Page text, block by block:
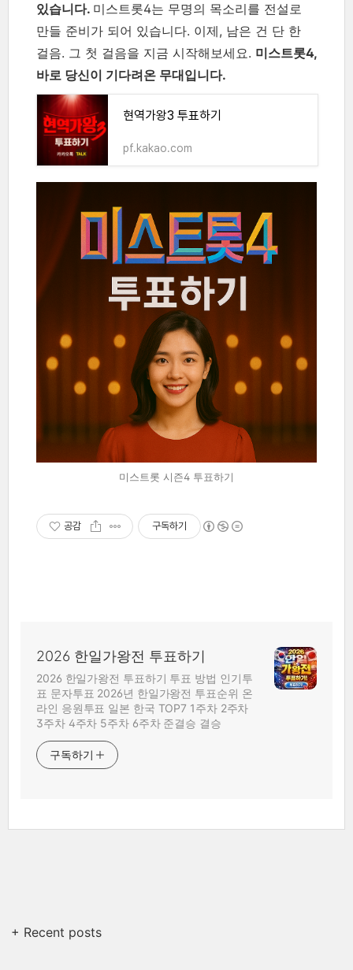
있습니다. 미스트롯4는 무명의 목소리를 전설로
만들 준비가 되어 있습니다. 이제, 남은 건 단 한
걸음. 그 첫 걸음을 지금 시작해보세요. 미스트롯4,
바로 당신이 기다려온 무대입니다.
현역가왕3 투표하기
pf.kakao.com
미스트롯 시즌4 투표하기
공감 구독하기
2026 한일가왕전 투표하기
2026 한일가왕전 투표하기 투표 방법 인기투
표 문자투표 2026년 한일가왕전 투표순위 온
라인 응원투표 일본 한국 TOP7 1주차 2주차
3주차 4주차 5주차 6주차 준결승 결승
구독하기
+ Recent posts